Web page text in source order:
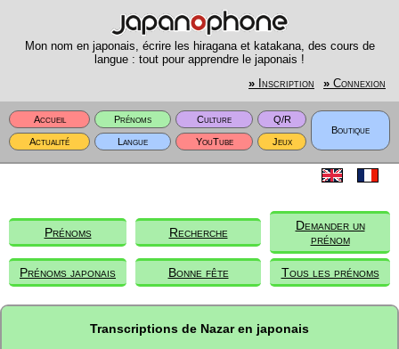
Mon nom en japonais, écrire les hiragana et katakana, des cours de
langue : tout pour apprendre le japonais !
» Inscription » Connexion
Accueil Prénoms Culture
Q/R
Boutique
Actualité
Langue YouTube Jeux
Prénoms Recherche
Demander un
prénom
Prénoms japonais Bonne fête Tous les prénoms
Transcriptions de Nazar en japonais